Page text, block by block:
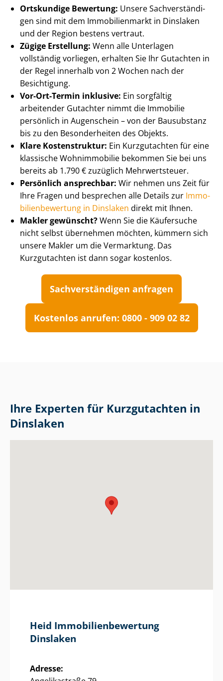
Ortskundige Bewertung: Unsere Sach­ver­stän­di­
gen sind mit dem Immobilienmarkt in Dinslaken
und der Region bestens vertraut.
Zügige Erstellung: Wenn alle Unterlagen
vollständig vorliegen, erhalten Sie Ihr Gutachten in
der Regel innerhalb von 2 Wochen nach der
Besichtigung.
Vor-Ort-Termin inklusive: Ein sorgfältig
arbeitender Gutachter nimmt die Immobilie
persönlich in Augenschein – von der Bausubstanz
bis zu den Besonderheiten des Objekts.
Klare Kostenstruktur: Ein Kurzgutachten für eine
klassische Wohnimmobilie bekommen Sie bei uns
bereits ab 1.790 € zuzüglich Mehrwertsteuer.
Persönlich ansprechbar: Wir nehmen uns Zeit für
Ihre Fragen und besprechen alle Details zur Im­mo­
bi­li­en­be­wer­tung in Dinslaken direkt mit Ihnen.
Makler gewünscht?Wenn Sie die Käufersuche
nicht selbst übernehmen möchten, kümmern sich
unsere Makler um die Vermarktung. Das
Kurzgutachten ist dann sogar kostenlos.
Sach­ver­stän­di­gen anfragen
Kostenlos anrufen: 0800 - 909 02 82
Ihre Experten für Kurzgutachten in
Dinslaken
Heid Im­mo­bi­li­en­be­wer­tung
Dinslaken
Adresse: